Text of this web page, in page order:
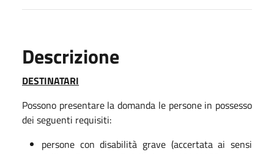
Descrizione
DESTINATARI
Possono presentare la domanda le persone in possesso
dei seguenti requisiti:
persone con disabilità grave (accertata ai sensi